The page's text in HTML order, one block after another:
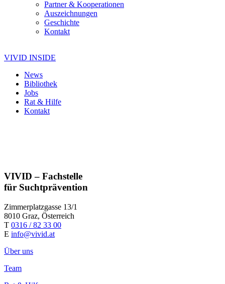
Partner & Kooperationen
Auszeichnungen
Geschichte
Kontakt
VIVID INSIDE
News
Bibliothek
Jobs
Rat & Hilfe
Kontakt
VIVID – Fachstelle
für Suchtprävention
Zimmerplatzgasse 13/1
8010 Graz, Österreich
T 0316 / 82 33 00
E info@vivid.at
Über uns
Team